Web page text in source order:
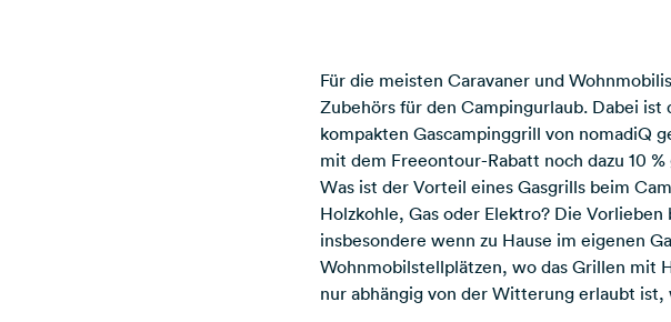
Für die meisten Caravaner und
Zubehörs für den Campingurlaub. Dabei
kompakten Gascampinggrill von nomadiQ
mit dem Freeontour-Rabatt noch dazu 10
Was ist der Vorteil eines Gasgrills beim
Holzkohle, Gas oder Elektro? Die
insbesondere wenn zu Hause im eigenen
Wohnmobilstellplätzen, wo das Grillen mit
nur abhängig von der Witterung erlaubt